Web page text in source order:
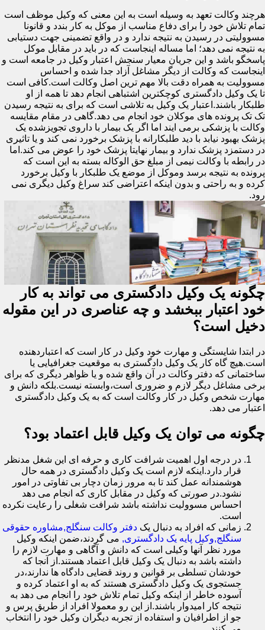
هرچند وکالت تعهد به وسیله است به این معنی که وکیل موظف است
تمام تلاش خود را برای دفاع مناسب از موکل به کار بندد و قانونا
مسوولیتی در رسیدن به نتیجه ندارد و در واقع تضمینی جهت دستیابی
به نتیجه نمی دهد؛ اما مساله اینجاست که در باید در مقابل موکل
پاسخگو باشد و این جریان معیار سنجش اعتبار وکیل در جامعه است و
اینجاست که وکالت از دیگر مشاغل آزاد جدا شده و احساس
مسوولیت به همراه دقت بالا مهم ترین اصل وکالت است.کافی است
تا یک وکیل دادگستری کوچکترین اشتباهی انجام دهد تا همه از او
طلبکار باشند.اعتبار یک وکیل به تلاشی است که برای به نتیجه رسیدن
تک تک پرونده های موکلان خود انجام می دهد.گاهی در مقام مقایسه
وکالت با پزشکی برمی ایند اما اگر یک بیمار با داروی تجویزشده یک
پزشک بهبود نیابد با دید طلبکارانه با پزشک برخورد نمی کند و یا تاثیری
در دستمزد پزشک ندارد و بیمار نهایتا پزشک خود را عوض می کند.اما
در رابطه با وکالت نیمی از مبلغ حق الوکاله بسته به این است که
پرونده به نتیجه برسد وموکل از موضع یک طلبکار با وکیل برخورد
کرده و به راحتی و بدون اینکه اعتراضی کند سراغ وکیل دیگری نمی
رود.
چگونه یک وکیل دادگستری می تواند به کار
خود اعتبار ببخشد و چه عناصری در این مقوله
دخیل است؟
در ابتدا شایستگی و مهارت خود وکیل در کار است که اعتباردهنده
است.هیچ گاه کار یک وکیل دادگستری به موقعیت جغرافیایی یا
ساختمانی که دفتر وکالت در آن واقع شده و یا ظواهر دیگری که برای
برخی مشاغل دیگر لازم و ضروری است،وابسته نیست.بلکه دانش و
مهارت شخص وکیل در کار وکالت است که به یک وکیل دادگستری
اعتبار می دهد.
چگونه می توان یک وکیل قابل اعتماد بود؟
در درجه اول اهمیت شرافت کاری و حرفه ای این شغل مدنظر
قرار دارد.اینکه لازم است یک وکیل دادگستری در همه حال
هوشمندانه عمل کند تا به مرور زمان دچار بی تفاوتی در امور
نشود.در صورتی که وکیل در مقابل کاری که انجام می دهد
احساس مسوولیت نداشته باشد شرافت شغلی را رعایت نکرده
است.
زمانی که افراد به دنبال یک دفتر وکالت سنگلج,مشاوره حقوقی
سنگلج,وکیل پایه یک دادگستری, می گردند،ضمن اینکه وکیل
مورد نظر آنها وکیلی است که دانش و آگاهی و مهارت لازم را
داشته باشد به دنبال یک وکیل قابل اعتماد هستند.از آنجا که
خودشان تسلطی بر قوانین و روند قضایی دادگاه ها ندارند،در
جستجوی یک وکیل دادگستری هستند که به او اعتماد کرده و
آسوده خاطر از اینکه وکیل تمام تلاش خود را انجام می دهد به
نتیجه کار امیدوار باشند.از این رو معمولا افراد از طریق پرس و
جو از اطرافیان و استفاده از تجربه دیگران وکیل خود را انتخاب